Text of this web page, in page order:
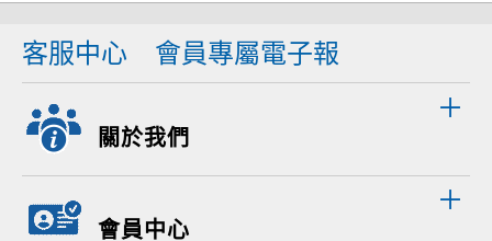
客服中心 會員專屬電子報
關於我們
會員中心